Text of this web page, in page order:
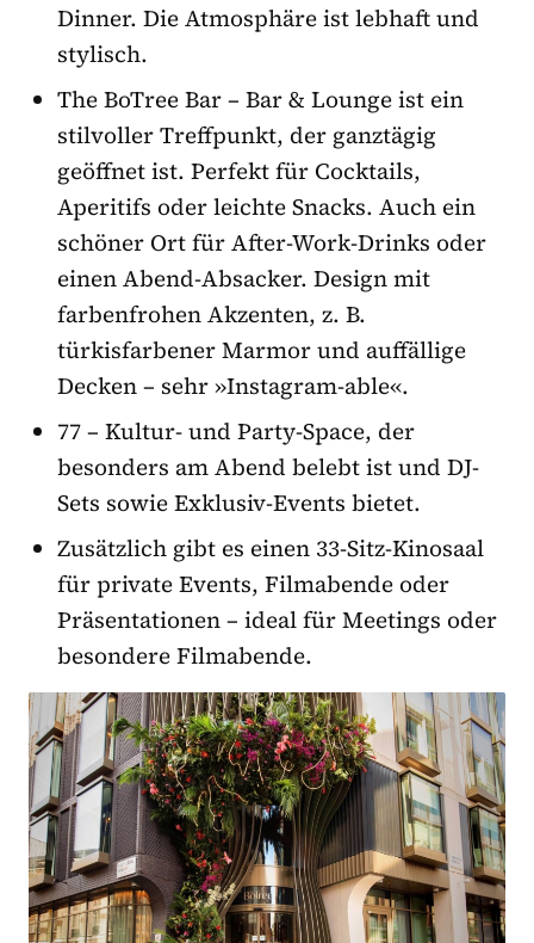
Dinner. Die Atmosphäre ist lebhaft und
stylisch.
The BoTree Bar – Bar & Lounge ist ein
stilvoller Treffpunkt, der ganztägig
geöffnet ist. Perfekt für Cocktails,
Aperitifs oder leichte Snacks. Auch ein
schöner Ort für After-Work-Drinks oder
einen Abend-Absacker. Design mit
farbenfrohen Akzenten, z. B.
türkisfarbener Marmor und auffällige
Decken – sehr »Instagram-able«.
77 – Kultur- und Party-Space, der
besonders am Abend belebt ist und DJ-
Sets sowie Exklusiv-Events bietet.
Zusätzlich gibt es einen 33-Sitz-Kinosaal
für private Events, Filmabende oder
Präsentationen – ideal für Meetings oder
besondere Filmabende.